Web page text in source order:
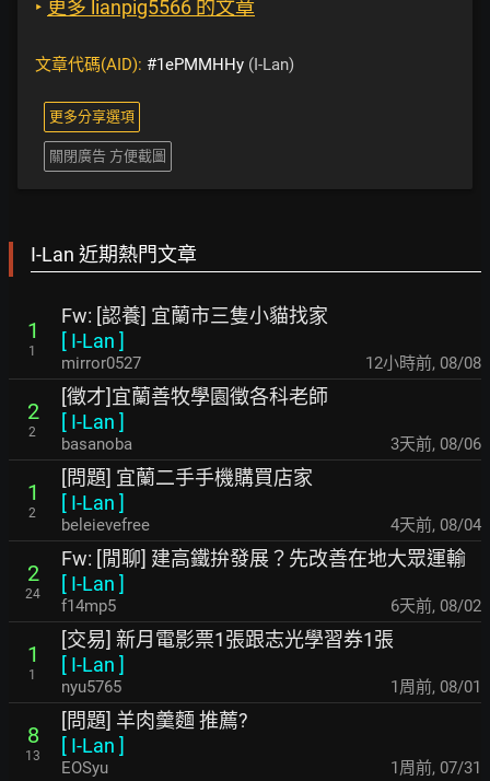
‣ 更多 lianpig5566 的文章
文章代碼(AID): #1ePMMHHy (I-Lan)
更多分享選項
關閉廣告 方便截圖
I-Lan 近期熱門文章
1
1
Fw: [認養] 宜蘭市三隻小貓找家
[ I-Lan ]
mirror0527 12小時前, 08/08
2
2
[徵才]宜蘭善牧學園徵各科老師
[ I-Lan ]
basanoba 3天前, 08/06
1
2
[問題] 宜蘭二手手機購買店家
[ I-Lan ]
beleievefree 4天前, 08/04
2
24
Fw: [閒聊] 建高鐵拚發展？先改善在地大眾運輸
[ I-Lan ]
f14mp5 6天前, 08/02
1
1
[交易] 新月電影票1張跟志光學習券1張
[ I-Lan ]
nyu5765 1周前, 08/01
8
13
[問題] 羊肉羹麵 推薦?
[ I-Lan ]
EOSyu 1周前, 07/31